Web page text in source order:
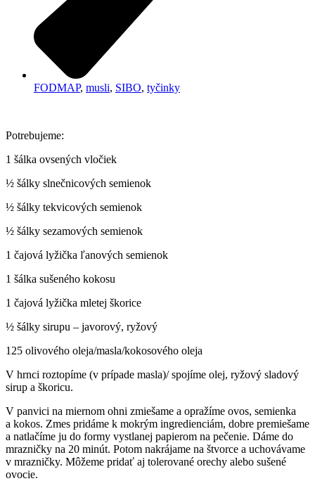
FODMAP, musli, SIBO, tyčinky
Potrebujeme:
1 šálka ovsených vločiek
½ šálky slnečnicových semienok
½ šálky tekvicových semienok
½ šálky sezamových semienok
1 čajová lyžička ľanových semienok
1 šálka sušeného kokosu
1 čajová lyžička mletej škorice
½ šálky sirupu – javorový, ryžový
125 olivového oleja/masla/kokosového oleja
V hrnci roztopíme (v prípade masla)/ spojíme olej, ryžový sladový
sirup a škoricu.
V panvici na miernom ohni zmiešame a opražíme ovos, semienka
a kokos. Zmes pridáme k mokrým ingredienciám, dobre premiešame
a natlačíme ju do formy vystlanej papierom na pečenie. Dáme do
mrazničky na 20 minút. Potom nakrájame na štvorce a uchovávame
v mrazničky. Môžeme pridať aj tolerované orechy alebo sušené
ovocie.